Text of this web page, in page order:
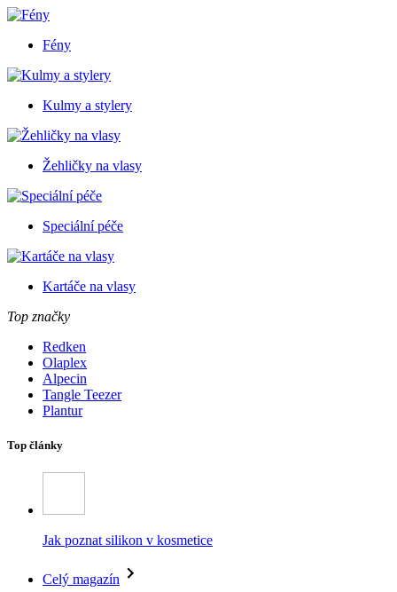
Fény
Kulmy a stylery
Žehličky na vlasy
Speciální péče
Kartáče na vlasy
Top značky
Redken
Olaplex
Alpecin
Tangle Teezer
Plantur
Top články
Jak poznat silikon v kosmetice
Celý magazín